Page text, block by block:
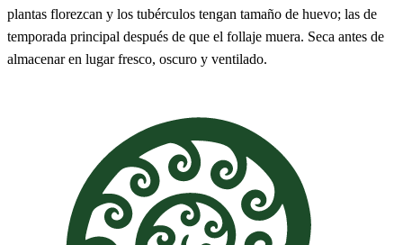
plantas florezcan y los tubérculos tengan tamaño de huevo; las de
temporada principal después de que el follaje muera. Seca antes de
almacenar en lugar fresco, oscuro y ventilado.